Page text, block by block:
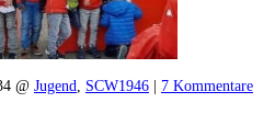
@ Jugend SCW1946 | 7 Kommentare